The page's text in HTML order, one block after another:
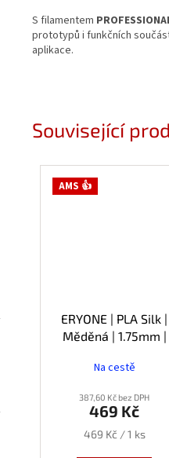
Související
AMS 👍
ERYONE | PLA Silk |
Měděná | 1.75mm |
Na cestě
387,60 Kč bez DPH
469 Kč
Měrná
469 Kč / 1 ks
S filamentem
prototypů i funkčních
aplikace.